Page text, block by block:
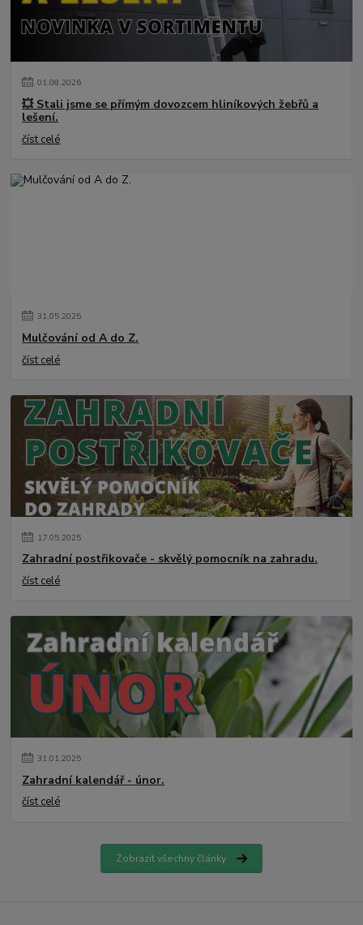
01.08.2026
💥 Stali jsme se přímým dovozcem hliníkových žebřů a
lešení.
číst celé
31.05.2025
Mulčování od A do Z.
číst celé
17.05.2025
Zahradní postřikovače - skvělý pomocník na zahradu.
číst celé
31.01.2025
Zahradní kalendář - únor.
číst celé
Zobrazit všechny články